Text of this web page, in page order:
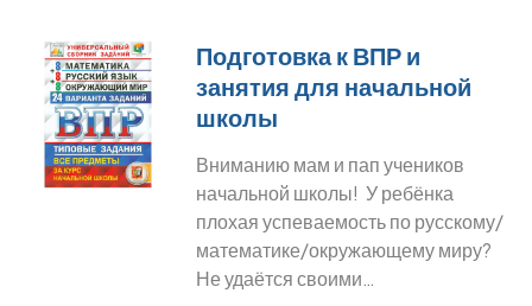
Подготовка к ВПР и
занятия для начальной
школы
Вниманию мам и пап учеников
начальной школы! У ребёнка
плохая успеваемость по русскому/
математике/окружающему миру?
Не удаётся своими…